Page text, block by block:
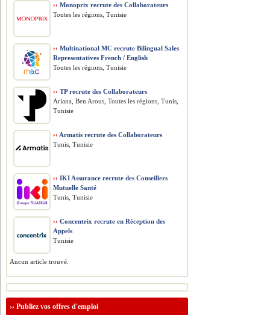
›› Monoprix recrute des Collaborateurs
Toutes les régions, Tunisie
›› Multinational MC recrute Bilingual Sales
Representatives French / English
Toutes les régions, Tunisie
›› TP recrute des Collaborateurs
Ariana, Ben Arous, Toutes les régions, Tunis,
Tunisie
›› Armatis recrute des Collaborateurs
Tunis, Tunisie
›› IKI Assurance recrute des Conseillers
Mutuelle Santé
Tunis, Tunisie
›› Concentrix recrute en Réception des
Appels
Tunisie
Aucun article trouvé.
››Publiez vos offres d'emploi